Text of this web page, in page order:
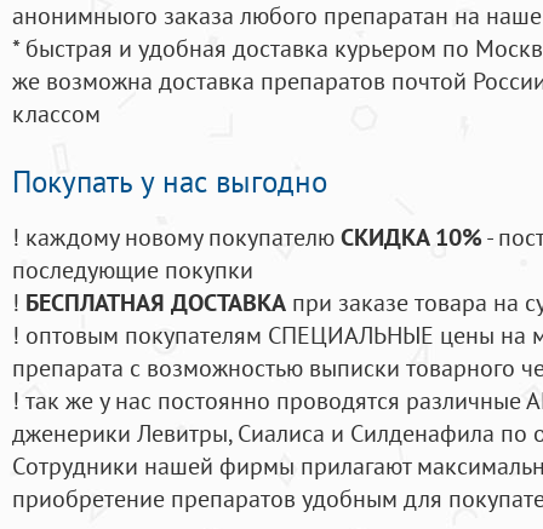
анонимныого заказа любого препаратан на
* быстрая и удобная доставка курьером по
же возможна доставка препаратов почтой
классом
Покупать у нас выгодно
! каждому новому покупателюСКИДКА 10%-
последующие покупки
! БЕСПЛАТНАЯ ДОСТАВКА при заказе товара на
! оптовым покупателям СПЕЦИАЛЬНЫЕ цены на
препарата с возможностью выписки товарного
! так же у нас постоянно проводятся
дженерики Левитры, Сиалиса и Силденафила по
Cотрудники нашей фирмы прилагают
приобретение препаратов удобным для